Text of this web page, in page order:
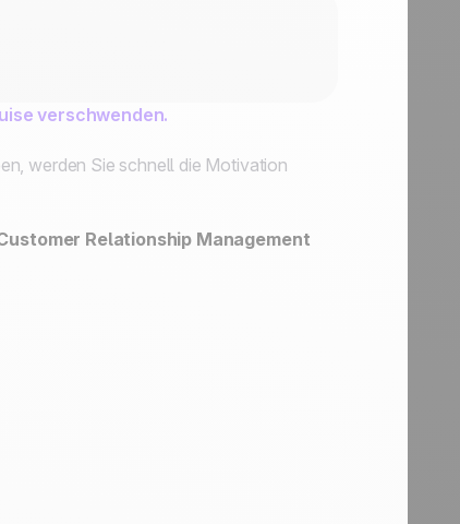
verschwenden.
werden Sie schnell die Motivation
Relationship Management